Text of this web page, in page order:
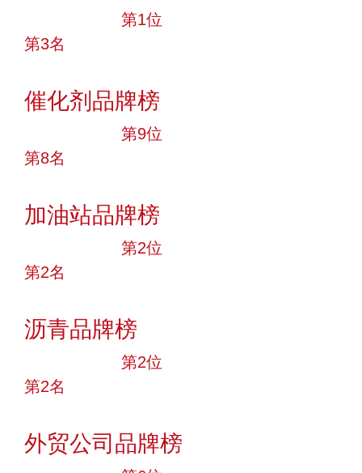
第1位
第3名
催化剂品牌榜
第9位
第8名
加油站品牌榜
第2位
第2名
沥青品牌榜
第2位
第2名
外贸公司品牌榜